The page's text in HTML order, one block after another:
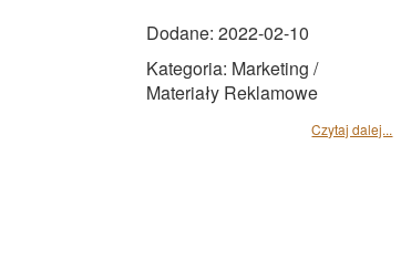
Dodane: 2022-02-10
Kategoria: Marketing /
Materiały Reklamowe
Czytaj dalej...